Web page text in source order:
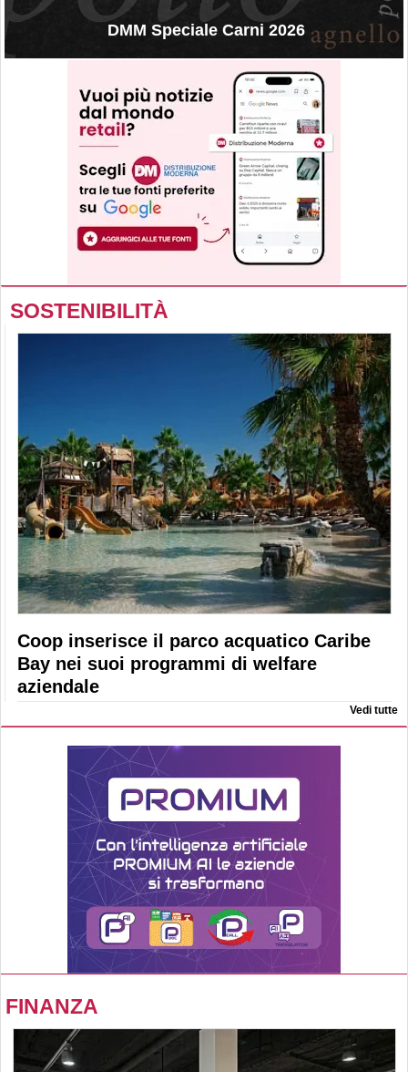
DMM Speciale Carni 2026
SOSTENIBILITÀ
Coop inserisce il parco acquatico Caribe
Bay nei suoi programmi di welfare
aziendale
Vedi tutte
FINANZA